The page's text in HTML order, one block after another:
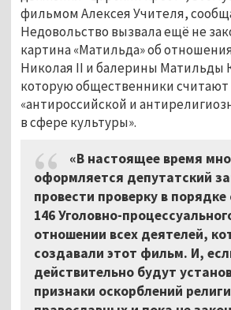
фильмом Алексея Учителя,
Недовольство вызвала ещё не
картина «Матильда» об
Николая II и балерины Матильды
которую общественники считают
«антироссийской и
в сфере культуры».
«В настоящее время
оформляется депутатский
провести проверку в порядке
146 Уголовно-
отношении всех деятелей,
создавали этот фильм. И,
действительно будут
признаки оскорблений